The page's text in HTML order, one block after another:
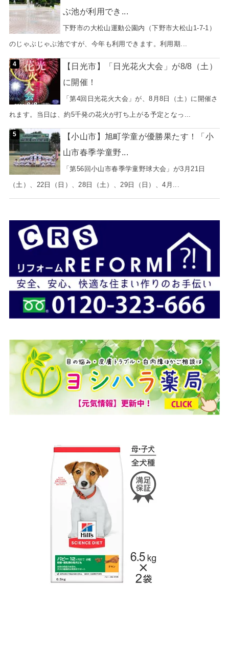
ぶ池が利用でき...
下野市の大松山運動公園内（下野市大松山1-7-1）
のじゃぶじゃぶ池ですが、今年も利用できます。利用期...
【日光市】「日光花火大会」が8/8（土）
に開催！
「第4回日光花火大会」が、8月8日（土）に開催さ
れます。当日は、約5千発の花火が打ち上がる予定となっ...
【小山市】旭町学童が優勝果たす！「小
山市春季学童野...
「第56回小山市春季学童野球大会」が3月21日
（土）、22日（日）、28日（土）、29日（日）、4月...